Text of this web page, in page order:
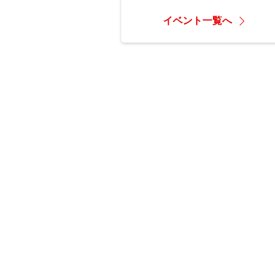
イベント一覧へ